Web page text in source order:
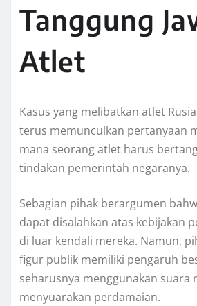
Tanggung
Atlet
Kasus yang melibatkan atlet
terus memunculkan pertanyaan
mana seorang atlet harus
tindakan pemerintah negaranya.
Sebagian pihak berargumen
dapat disalahkan atas kebijakan
di luar kendali mereka. Namun,
figur publik memiliki pengaruh
seharusnya menggunakan suara
menyuarakan perdamaian.